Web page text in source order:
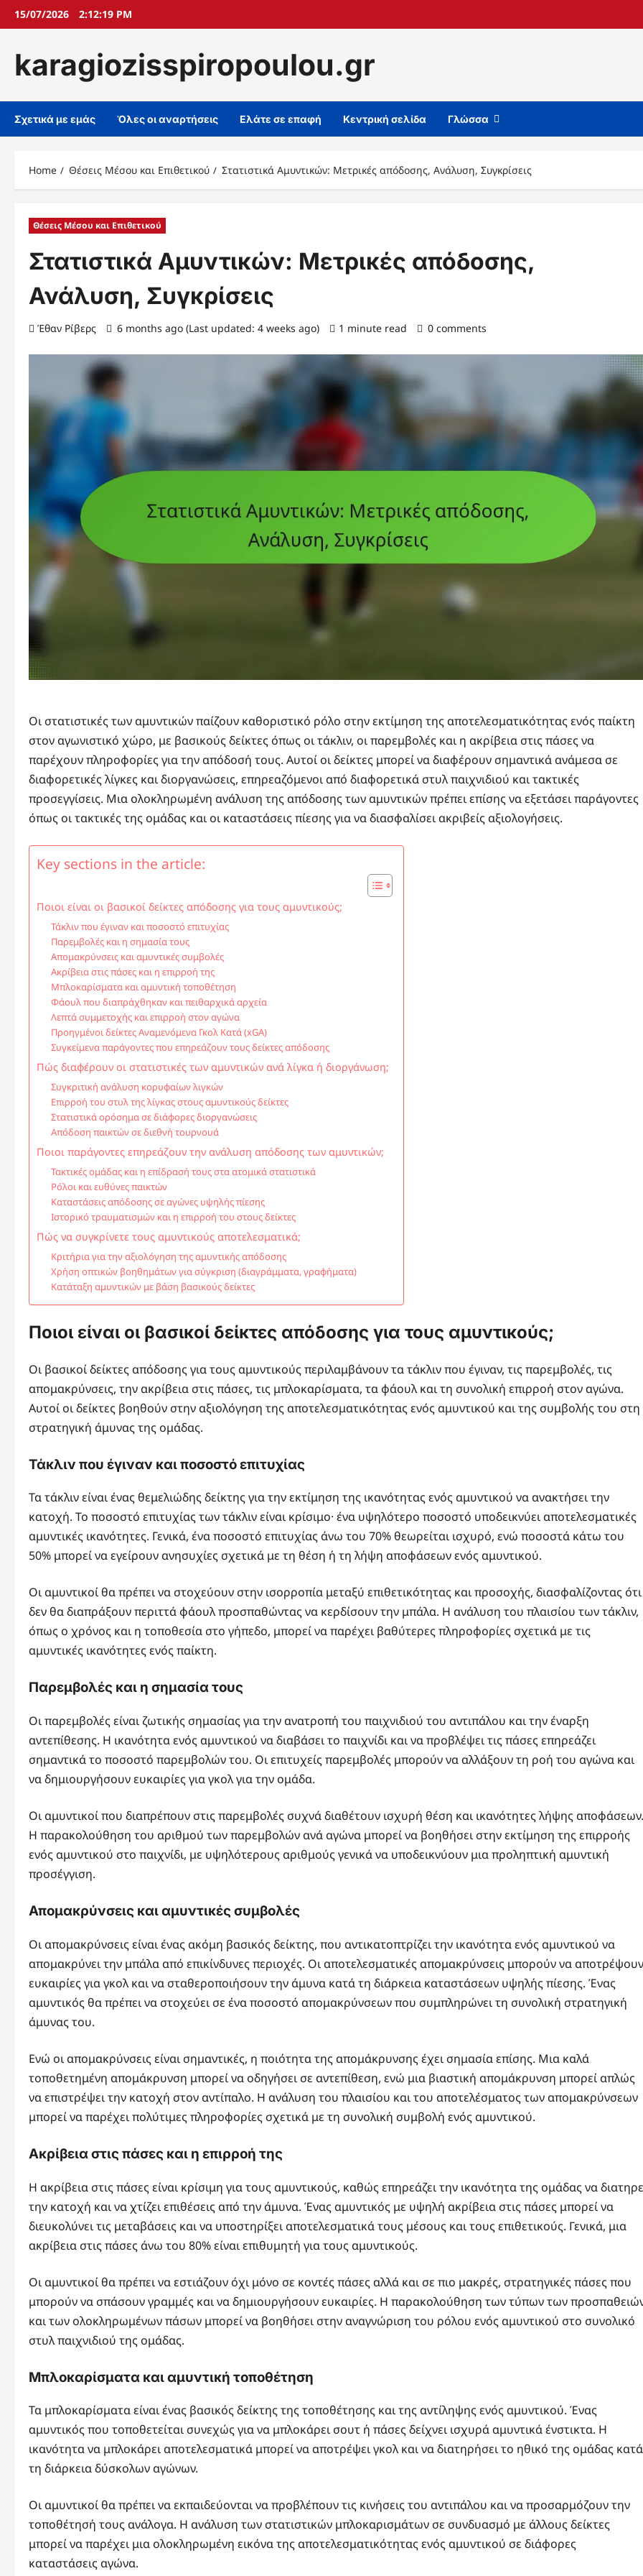
Skip15/07/2026 2:12:20 PM
karagiozisspiropoulou.gr
Σχετικά με εμάς Όλες οι αναρτήσεις Ελάτε σε επαφή Κεντρική σελίδα Γλώσσα
Home Θέσεις Μέσου και Επιθετικού Στατιστικά Αμυντικών: Μετρικές απόδοσης, Ανάλυση, Συγκρίσεις
Θέσεις Μέσου και Επιθετικού
Στατιστικά Αμυντικών: Μετρικές απόδοσης,
Ανάλυση, Συγκρίσεις
Έθαν Ρίβερς 6 months ago (Last updated: 4 weeks ago) 1 minute read 0 comments
Οι στατιστικές των αμυντικών παίζουν καθοριστικό ρόλο στην εκτίμηση της αποτελεσματικότητας ενός παίκτη
στον αγωνιστικό χώρο, με βασικούς δείκτες όπως οι τάκλιν, οι παρεμβολές και η ακρίβεια στις πάσες να
παρέχουν πληροφορίες για την απόδοσή τους. Αυτοί οι δείκτες μπορεί να διαφέρουν σημαντικά ανάμεσα σε
διαφορετικές λίγκες και διοργανώσεις, επηρεαζόμενοι από διαφορετικά στυλ παιχνιδιού και τακτικές
προσεγγίσεις. Μια ολοκληρωμένη ανάλυση της απόδοσης των αμυντικών πρέπει επίσης να εξετάσει παράγοντες
όπως οι τακτικές της ομάδας και οι καταστάσεις πίεσης για να διασφαλίσει ακριβείς αξιολογήσεις.
Key sections in the article:
Ποιοι είναι οι βασικοί δείκτες απόδοσης για τους αμυντικούς;
Τάκλιν που έγιναν και ποσοστό επιτυχίας
Παρεμβολές και η σημασία τους
Απομακρύνσεις και αμυντικές συμβολές
Ακρίβεια στις πάσες και η επιρροή της
Μπλοκαρίσματα και αμυντική τοποθέτηση
Φάουλ που διαπράχθηκαν και πειθαρχικά αρχεία
Λεπτά συμμετοχής και επιρροή στον αγώνα
Προηγμένοι δείκτες Αναμενόμενα Γκολ Κατά (xGA)
Συγκείμενα παράγοντες που επηρεάζουν τους δείκτες απόδοσης
Πώς διαφέρουν οι στατιστικές των αμυντικών ανά λίγκα ή διοργάνωση;
Συγκριτική ανάλυση κορυφαίων λιγκών
Επιρροή του στυλ της λίγκας στους αμυντικούς δείκτες
Στατιστικά ορόσημα σε διάφορες διοργανώσεις
Απόδοση παικτών σε διεθνή τουρνουά
Ποιοι παράγοντες επηρεάζουν την ανάλυση απόδοσης των αμυντικών;
Τακτικές ομάδας και η επίδρασή τους στα ατομικά στατιστικά
Ρόλοι και ευθύνες παικτών
Καταστάσεις απόδοσης σε αγώνες υψηλής πίεσης
Ιστορικό τραυματισμών και η επιρροή του στους δείκτες
Πώς να συγκρίνετε τους αμυντικούς αποτελεσματικά;
Κριτήρια για την αξιολόγηση της αμυντικής απόδοσης
Χρήση οπτικών βοηθημάτων για σύγκριση (διαγράμματα, γραφήματα)
Κατάταξη αμυντικών με βάση βασικούς δείκτες
Ποιοι είναι οι βασικοί δείκτες απόδοσης για τους αμυντικούς;
Οι βασικοί δείκτες απόδοσης για τους αμυντικούς περιλαμβάνουν τα τάκλιν που έγιναν, τις παρεμβολές, τις
απομακρύνσεις, την ακρίβεια στις πάσες, τις μπλοκαρίσματα, τα φάουλ και τη συνολική επιρροή στον αγώνα.
Αυτοί οι δείκτες βοηθούν στην αξιολόγηση της αποτελεσματικότητας ενός αμυντικού και της συμβολής του στη
στρατηγική άμυνας της ομάδας.
Τάκλιν που έγιναν και ποσοστό επιτυχίας
Τα τάκλιν είναι ένας θεμελιώδης δείκτης για την εκτίμηση της ικανότητας ενός αμυντικού να ανακτήσει την
κατοχή. Το ποσοστό επιτυχίας των τάκλιν είναι κρίσιμο· ένα υψηλότερο ποσοστό υποδεικνύει αποτελεσματικές
αμυντικές ικανότητες. Γενικά, ένα ποσοστό επιτυχίας άνω του 70% θεωρείται ισχυρό, ενώ ποσοστά κάτω του
50% μπορεί να εγείρουν ανησυχίες σχετικά με τη θέση ή τη λήψη αποφάσεων ενός αμυντικού.
Οι αμυντικοί θα πρέπει να στοχεύουν στην ισορροπία μεταξύ επιθετικότητας και προσοχής, διασφαλίζοντας ότι
δεν θα διαπράξουν περιττά φάουλ προσπαθώντας να κερδίσουν την μπάλα. Η ανάλυση του πλαισίου των τάκλιν,
όπως ο χρόνος και η τοποθεσία στο γήπεδο, μπορεί να παρέχει βαθύτερες πληροφορίες σχετικά με τις
αμυντικές ικανότητες ενός παίκτη.
Παρεμβολές και η σημασία τους
Οι παρεμβολές είναι ζωτικής σημασίας για την ανατροπή του παιχνιδιού του αντιπάλου και την έναρξη
αντεπίθεσης. Η ικανότητα ενός αμυντικού να διαβάσει το παιχνίδι και να προβλέψει τις πάσες επηρεάζει
σημαντικά το ποσοστό παρεμβολών του. Οι επιτυχείς παρεμβολές μπορούν να αλλάξουν τη ροή του αγώνα και
να δημιουργήσουν ευκαιρίες για γκολ για την ομάδα.
Οι αμυντικοί που διαπρέπουν στις παρεμβολές συχνά διαθέτουν ισχυρή θέση και ικανότητες λήψης αποφάσεων.
Η παρακολούθηση του αριθμού των παρεμβολών ανά αγώνα μπορεί να βοηθήσει στην εκτίμηση της επιρροής
ενός αμυντικού στο παιχνίδι, με υψηλότερους αριθμούς γενικά να υποδεικνύουν μια προληπτική αμυντική
προσέγγιση.
Απομακρύνσεις και αμυντικές συμβολές
Οι απομακρύνσεις είναι ένας ακόμη βασικός δείκτης, που αντικατοπτρίζει την ικανότητα ενός αμυντικού να
απομακρύνει την μπάλα από επικίνδυνες περιοχές. Οι αποτελεσματικές απομακρύνσεις μπορούν να αποτρέψουν
ευκαιρίες για γκολ και να σταθεροποιήσουν την άμυνα κατά τη διάρκεια καταστάσεων υψηλής πίεσης. Ένας
αμυντικός θα πρέπει να στοχεύει σε ένα ποσοστό απομακρύνσεων που συμπληρώνει τη συνολική στρατηγική
άμυνας του.
Ενώ οι απομακρύνσεις είναι σημαντικές, η ποιότητα της απομάκρυνσης έχει σημασία επίσης. Μια καλά
τοποθετημένη απομάκρυνση μπορεί να οδηγήσει σε αντεπίθεση, ενώ μια βιαστική απομάκρυνση μπορεί απλώς
να επιστρέψει την κατοχή στον αντίπαλο. Η ανάλυση του πλαισίου και του αποτελέσματος των απομακρύνσεων
μπορεί να παρέχει πολύτιμες πληροφορίες σχετικά με τη συνολική συμβολή ενός αμυντικού.
Ακρίβεια στις πάσες και η επιρροή της
Η ακρίβεια στις πάσες είναι κρίσιμη για τους αμυντικούς, καθώς επηρεάζει την ικανότητα της ομάδας να
την κατοχή και να χτίζει επιθέσεις από την άμυνα. Ένας αμυντικός με υψηλή ακρίβεια στις πάσες μπορεί να
διευκολύνει τις μεταβάσεις και να υποστηρίξει αποτελεσματικά τους μέσους και τους επιθετικούς. Γενικά, μια
ακρίβεια στις πάσες άνω του 80% είναι επιθυμητή για τους αμυντικούς.
Οι αμυντικοί θα πρέπει να εστιάζουν όχι μόνο σε κοντές πάσες αλλά και σε πιο μακρές, στρατηγικές πάσες που
μπορούν να σπάσουν γραμμές και να δημιουργήσουν ευκαιρίες. Η παρακολούθηση των τύπων των
και των ολοκληρωμένων πάσων μπορεί να βοηθήσει στην αναγνώριση του ρόλου ενός αμυντικού στο συνολικό
στυλ παιχνιδιού της ομάδας.
Μπλοκαρίσματα και αμυντική τοποθέτηση
Τα μπλοκαρίσματα είναι ένας βασικός δείκτης της τοποθέτησης και της αντίληψης ενός αμυντικού. Ένας
αμυντικός που τοποθετείται συνεχώς για να μπλοκάρει σουτ ή πάσες δείχνει ισχυρά αμυντικά ένστικτα. Η
ικανότητα να μπλοκάρει αποτελεσματικά μπορεί να αποτρέψει γκολ και να διατηρήσει το ηθικό της ομάδας κατά
τη διάρκεια δύσκολων αγώνων.
Οι αμυντικοί θα πρέπει να εκπαιδεύονται να προβλέπουν τις κινήσεις του αντιπάλου και να προσαρμόζουν την
τοποθέτησή τους ανάλογα. Η ανάλυση των στατιστικών μπλοκαρισμάτων σε συνδυασμό με άλλους δείκτες
μπορεί να παρέχει μια ολοκληρωμένη εικόνα της αποτελεσματικότητας ενός αμυντικού σε διάφορες
καταστάσεις αγώνα.